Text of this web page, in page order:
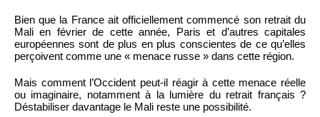
Bien que la France ait officiellement commencé son retrait du
Mali en février de cette année, Paris et d’autres capitales
européennes sont de plus en plus conscientes de ce qu’elles
perçoivent comme une « menace russe » dans cette région.
Mais comment l’Occident peut-il réagir à cette menace réelle
ou imaginaire, notamment à la lumière du retrait français ?
Déstabiliser davantage le Mali reste une possibilité.